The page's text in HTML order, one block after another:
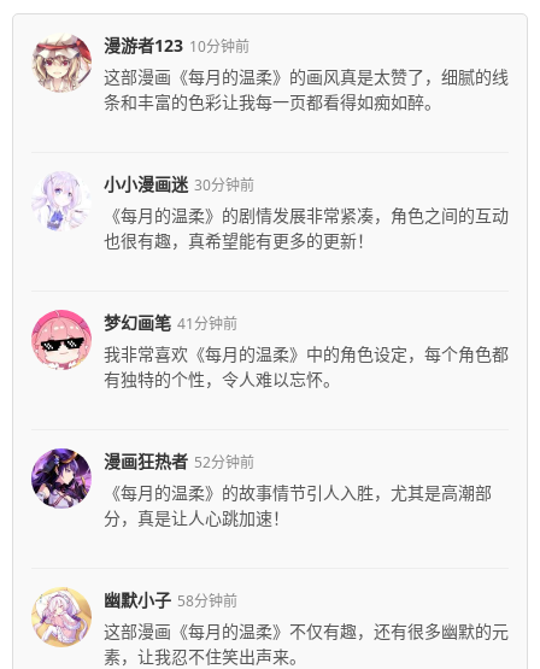
漫游者123 10分钟前
这部漫画《每月的温柔》的画风真是太赞了，细腻的线
条和丰富的色彩让我每一页都看得如痴如醉。
小小漫画迷 30分钟前
《每月的温柔》的剧情发展非常紧凑，角色之间的互动
也很有趣，真希望能有更多的更新！
梦幻画笔 41分钟前
我非常喜欢《每月的温柔》中的角色设定，每个角色都
有独特的个性，令人难以忘怀。
漫画狂热者 52分钟前
《每月的温柔》的故事情节引人入胜，尤其是高潮部
分，真是让人心跳加速！
幽默小子 58分钟前
这部漫画《每月的温柔》不仅有趣，还有很多幽默的元
素，让我忍不住笑出声来。